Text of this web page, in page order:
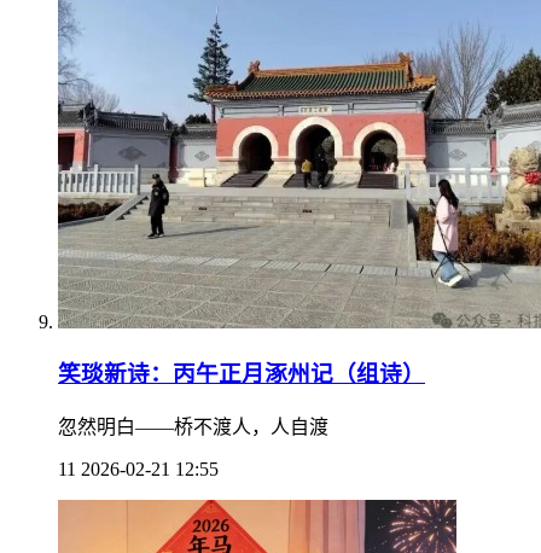
笑琰新诗：丙午正月涿州记（组诗）
忽然明白——桥不渡人，人自渡
11 2026-02-21 12:55